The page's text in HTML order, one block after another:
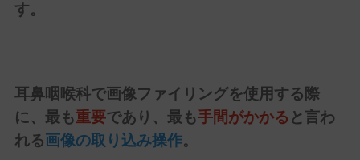
す。
耳鼻咽喉科で画像ファイリングを使用する際
に、最も重要であり、最も手間がかかる と言わ
れる画像の取り込み操作。